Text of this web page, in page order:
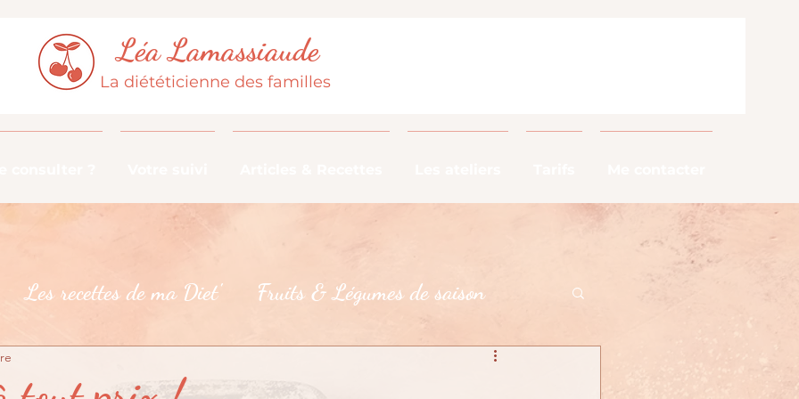
Léa Lamassiaude
La diététicienne des familles
Les recettes de ma Diet' Fruits & Légumes de saison
Les croyances alimentaires